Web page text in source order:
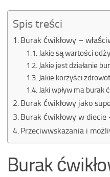
Spis treści
Burak ćwikłowy –
Jakie są wartości
Jakie jest działanie
Jakie korzyści
Jaki wpływ ma burak
Burak ćwikłowy jako
Burak ćwikłowy w diecie
Przeciwwskazania i
Burak